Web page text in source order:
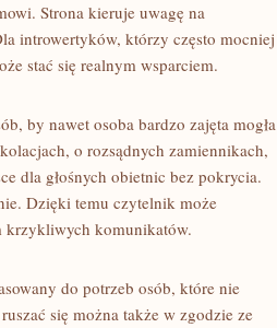
Strona kieruje uwagę na
introwertyków, którzy często mocniej
stać się realnym wsparciem.
by nawet osoba bardzo zajęta mogła
o rozsądnych zamiennikach,
dla głośnych obietnic bez pokrycia.
Dzięki temu czytelnik może
krzykliwych komunikatów.
do potrzeb osób, które nie
się można także w zgodzie ze